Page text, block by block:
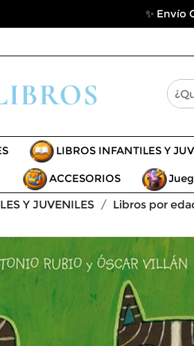
✨ Envío
LIBROS INFANTILES Y
ACCESORIOS
Y JUVENILES Libros por